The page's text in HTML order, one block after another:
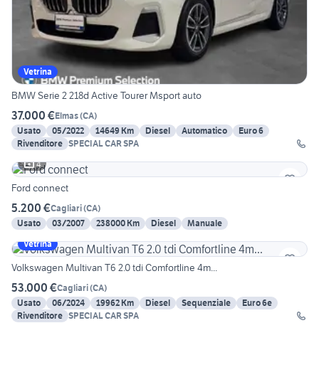
Vetrina
BMW Serie 2 218d Active Tourer Msport auto
37.000 €Elmas(CA)
Usato
05/2022 14649 Km Diesel Automatico
Euro 6
Rivenditore SPECIAL CAR SPA
4
Ford connect
5.200 €Cagliari(CA)
Usato
03/2007 238000 Km Diesel
Manuale
Vetrina
Volkswagen Multivan T6 2.0 tdi Comfortline 4m...
53.000 €Cagliari(CA)
Usato
06/2024 19962 Km Diesel Sequenziale
Euro 6e
Rivenditore SPECIAL CAR SPA